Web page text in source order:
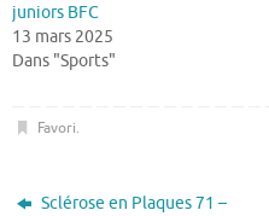
juniors BFC
13 mars 2025
Dans "Sports"
Favori.
Sclérose en Plaques 71 –